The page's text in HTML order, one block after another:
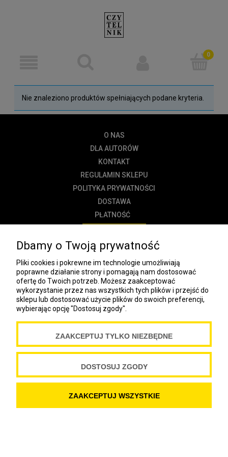
Nie znaleziono produktów spełniających podane kryteria.
O NAS
DLA AUTORÓW
KONTAKT
REGULAMIN SKLEPU
POLITYKA PRYWATNOŚCI
DOSTAWA
PŁATNOŚĆ
COOKIES
Spółdzielnia Wydawnicza „Czytelnik”
ul. Wiejska 12A
00-490 Warszawa
Copyright Spółdzielnia Wydawnicza „Czytelnik” 2019
POKAŻ PEŁNĄ WERSJĘ STRONY
SKLEP INTERNETOWY SHOPER.PL
Dbamy o Twoją prywatność
Pliki cookies i pokrewne im technologie umożliwiają
poprawne działanie strony i pomagają nam dostosować
ofertę do Twoich potrzeb. Możesz zaakceptować
wykorzystanie przez nas wszystkich tych plików i przejść do
sklepu lub dostosować użycie plików do swoich preferencji,
wybierając opcję "Dostosuj zgody".
ZAAKCEPTUJ TYLKO NIEZBĘDNE
DOSTOSUJ ZGODY
ZAAKCEPTUJ WSZYSTKIE